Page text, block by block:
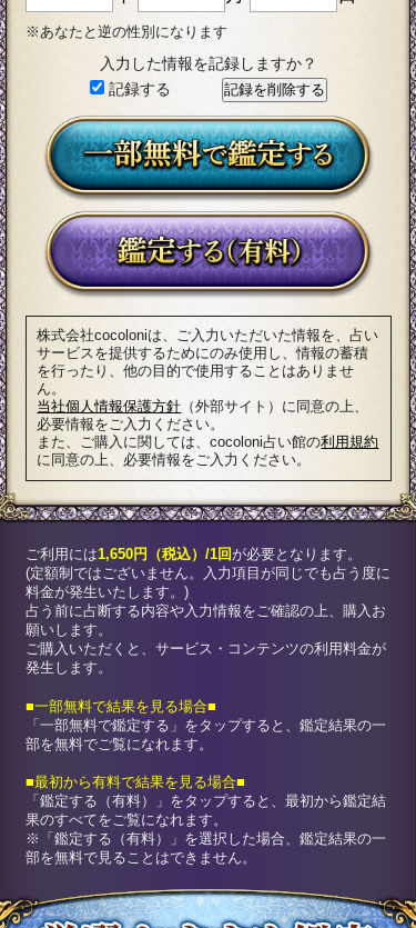
※あなたと逆の性別になります
入力した情報を記録しますか？
記録する
株式会社cocoloniは、ご入力いただいた情報を、占い
サービスを提供するためにのみ使用し、情報の蓄積
を行ったり、他の目的で使用することはありませ
ん。
当社個人情報保護方針 （外部サイト）に同意の上、
必要情報をご入力ください。
また、ご購入に関しては、cocoloni占い館の利用規約
に同意の上、必要情報をご入力ください。
ご利用には1,650円（税込）/1回が必要となります。
(定額制ではございません。入力項目が同じでも占う度に
料金が発生いたします。)
占う前に占断する内容や入力情報をご確認の上、購入お
願いします。
ご購入いただくと、サービス・コンテンツの利用料金が
発生します。
■一部無料で結果を見る場合■
「一部無料で鑑定する」を タップすると、鑑定結果の一
部を無料でご覧になれます。
■最初から有料で結果を見る場合■
「鑑定する（有料）」を タップすると、最初から鑑定結
果のすべてをご覧になれます。
※「鑑定する（有料）」を選択した場合、鑑定結果の一
部を無料で見ることはできません。